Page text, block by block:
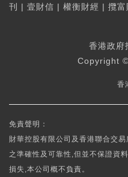
刊
| 壹財信 | 權衡財經 | 攬富
香港政府
Copyright
香
免責聲明：
財華控股有限公司及香港聯合交
之準確性及可靠性,但並不保證資
損失,本公司概不負責。